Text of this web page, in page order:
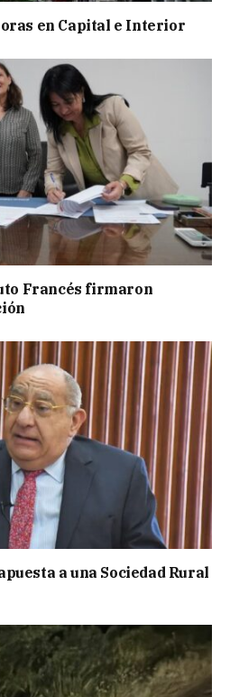
en Capital e Interior
Francés firmaron
a una Sociedad Rural